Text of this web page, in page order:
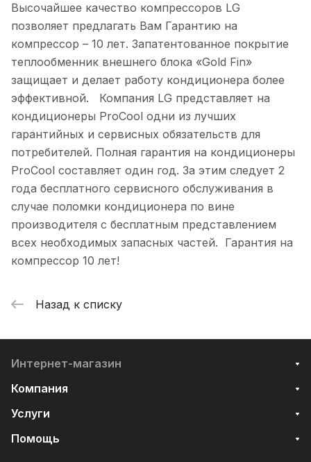
Высочайшее качество компрессоров LG
позволяет предлагать Вам Гарантию на
компрессор – 10 лет. Запатентованное покрытие
теплообменник внешнего блока «Gold Fin»
защищает и делает работу кондиционера более
эффективной. Компания LG представляет на
кондиционеры ProCool одни из лучших
гарантийных и сервисных обязательств для
потребителей. Полная гарантия на кондиционеры
ProCool составляет один год. За этим следует 2
года бесплатного сервисного обслуживания в
случае поломки кондиционера по вине
производителя с бесплатным представлением
всех необходимых запасных частей. Гарантия на
компрессор 10 лет!
Назад к списку
Интернет-магазин
Компания
Услуги
Помощь